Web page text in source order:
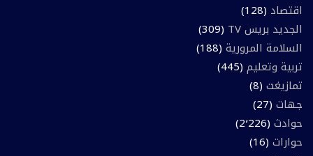
اقتصاد (128)
الجديد بريس TV
(309)
السلامة المرورية (188)
تربية وتعليم (445)
تمازيغت (8)
جهات (27)
حوادث (2٬226)
حوارات (16)